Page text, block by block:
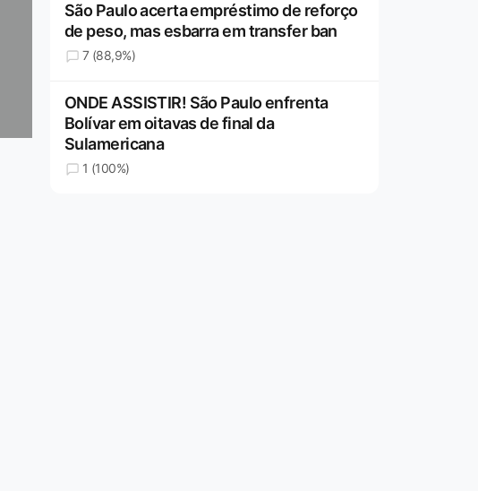
São Paulo acerta empréstimo de reforço
de peso, mas esbarra em transfer ban
7 (88,9%)
ONDE ASSISTIR! São Paulo enfrenta
Bolívar em oitavas de final da
Sulamericana
1 (100%)